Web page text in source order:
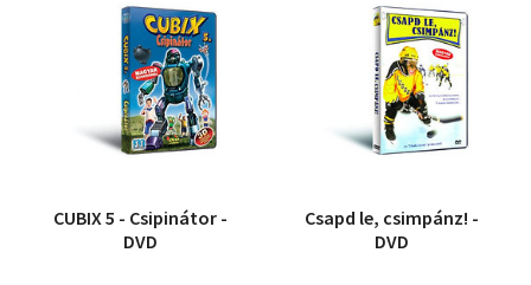
CUBIX 5 - Csipinátor -
DVD
Csapd le, csimpánz! -
DVD